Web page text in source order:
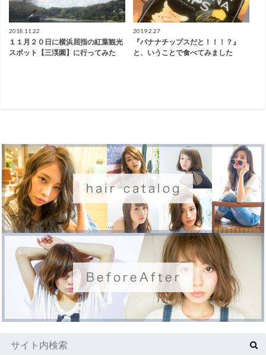
2018.11.22
１１月２０日に横浜屈指の紅葉観光
スポット【三渓園】に行ってみた
2019.2.27
『バナナチップスだと！！！？』
と、いうことで食べてみました